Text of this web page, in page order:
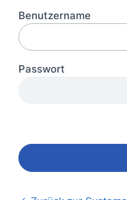
Benutzername
Passwort